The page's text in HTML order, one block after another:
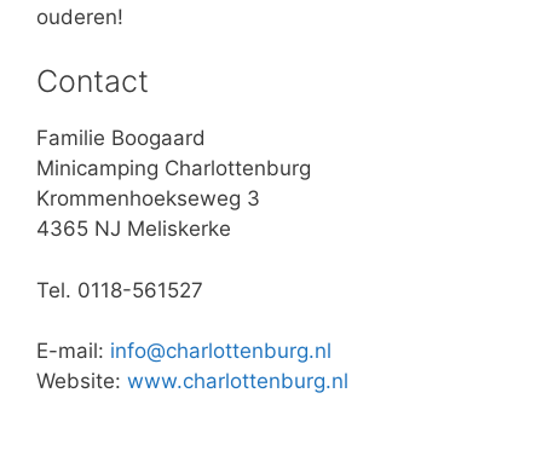
ouderen!
Contact
Familie Boogaard
Minicamping Charlottenburg
Krommenhoekseweg 3
4365 NJ Meliskerke
Tel. 0118-561527
E-mail: info@charlottenburg.nl
Website: www.charlottenburg.nl